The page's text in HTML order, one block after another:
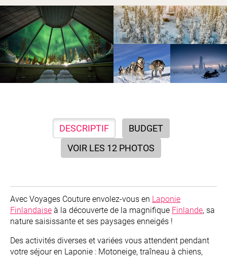
DESCRIPTIF
BUDGET
VOIR LES 12 PHOTOS
Avec Voyages Couture envolez-vous en Laponie
Finlandaise à la découverte de la magnifique Finlande, sa
nature saisissante et ses paysages enneigés !
Des activités diverses et variées vous attendent pendant
votre séjour en Laponie : Motoneige, traîneau à chiens,